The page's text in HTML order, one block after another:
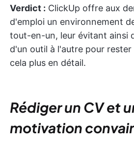
Verdict : ClickUp offre aux
d'emploi un environnement
tout-en-un, leur évitant ainsi
d'un outil à l'autre pour
cela plus en détail.
Rédiger un CV et
motivation